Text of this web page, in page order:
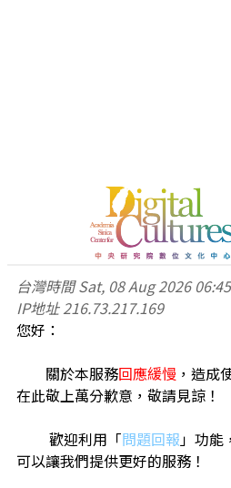
台灣時間Sat, 08 Aug 2026
IP地址216.73.217.169
您好：
關於本服務回應緩慢 ，造成
在此敬上萬分歉意，敬請見諒！
歡迎利用「問題回報」功能
可以讓我們提供更好的服務！